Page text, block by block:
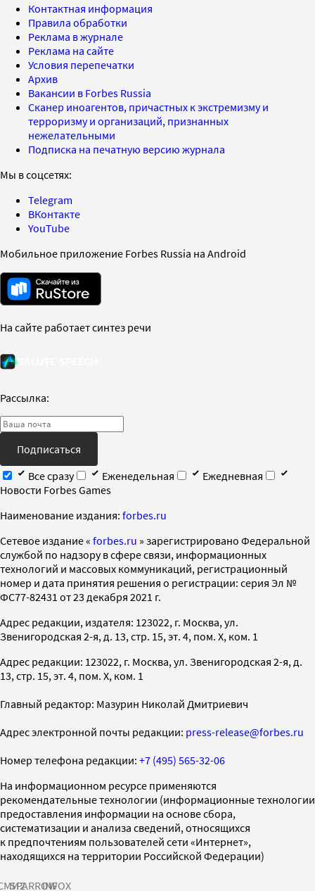
Контактная информация
Правила обработки
Реклама в журнале
Реклама на сайте
Условия перепечатки
Архив
Вакансии в Forbes Russia
Сканер иноагентов, причастных к экстремизму и
терроризму и организаций, признанных
нежелательными
Подписка на печатную версию журнала
Мы в соцсетях:
Telegram
ВКонтакте
YouTube
Мобильное приложение Forbes Russia на Android
На сайте работает синтез речи
Рассылка:
Подписаться
Все сразу
Еженедельная
Ежедневная
Новости Forbes Games
Наименование издания: forbes.ru
Cетевое издание « forbes.ru » зарегистрировано Федеральной
службой по надзору в сфере связи, информационных
технологий и массовых коммуникаций, регистрационный
номер и дата принятия решения о регистрации: серия Эл №
ФС77-82431 от 23 декабря 2021 г.
Адрес редакции, издателя: 123022, г. Москва, ул.
Звенигородская 2-я, д. 13, стр. 15, эт. 4, пом. X, ком. 1
Адрес редакции: 123022, г. Москва, ул. Звенигородская 2-я, д.
13, стр. 15, эт. 4, пом. X, ком. 1
Главный редактор: Мазурин Николай Дмитриевич
Адрес электронной почты редакции: press-release@forbes.ru
Номер телефона редакции: +7 (495) 565-32-06
На информационном ресурсе применяются
рекомендательные технологии (информационные технологии
предоставления информации на основе сбора,
систематизации и анализа сведений, относящихся
к предпочтениям пользователей сети «Интернет»,
находящихся на территории Российской Федерации)
SPARROWINFOX